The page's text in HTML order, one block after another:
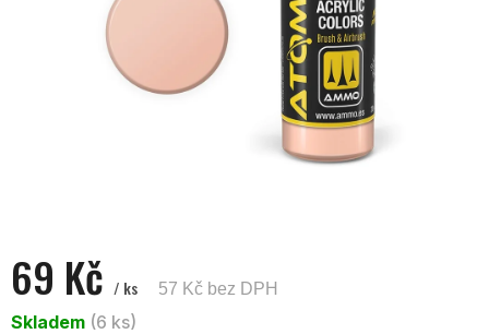
69 Kč / ks 57 Kč bez DPH
Měrná
Skladem (6 ks)